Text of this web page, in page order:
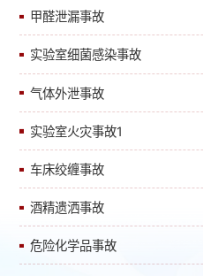
甲醛泄漏事故
实验室细菌感染事故
气体外泄事故
实验室火灾事故1
车床绞缠事故
酒精遗洒事故
危险化学品事故